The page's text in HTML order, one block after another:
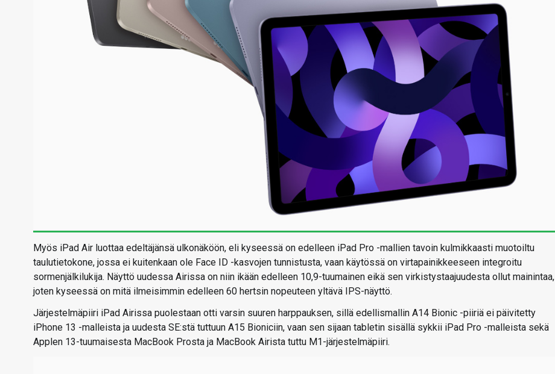
Myös iPad Air luottaa edeltäjänsä ulkonäköön, eli kyseessä on edelleen iPad Pro -mallien tavoin kulmikkaasti muotoiltu
taulutietokone, jossa ei kuitenkaan ole Face ID -kasvojen tunnistusta, vaan käytössä on virtapainikkeeseen integroitu
sormenjälkilukija. Näyttö uudessa Airissa on niin ikään edelleen 10,9-tuumainen eikä sen virkistystaajuudesta ollut mainintaa,
joten kyseessä on mitä ilmeisimmin edelleen 60 hertsin nopeuteen yltävä IPS-näyttö.
Järjestelmäpiiri iPad Airissa puolestaan otti varsin suuren harppauksen, sillä edellismallin A14 Bionic -piiriä ei päivitetty
iPhone 13 -malleista ja uudesta SE:stä tuttuun A15 Bioniciin, vaan sen sijaan tabletin sisällä sykkii iPad Pro -malleista sekä
Applen 13-tuumaisesta MacBook Prosta ja MacBook Airista tuttu M1-järjestelmäpiiri.